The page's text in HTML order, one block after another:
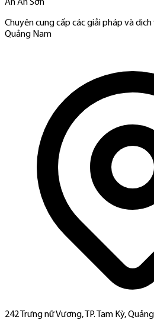
An An Sơn
Chuyên cung cấp các giải pháp và
Quảng Nam
242 Trưng nữ Vương, TP. Tam Kỳ,